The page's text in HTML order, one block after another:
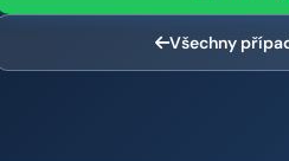
Všechny